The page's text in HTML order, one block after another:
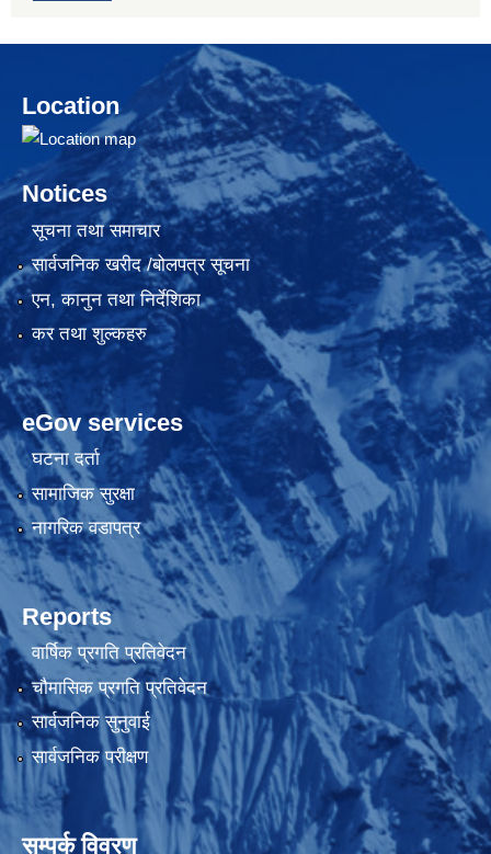
Location
Notices
सूचना तथा समाचार
सार्वजनिक खरीद /बोलपत्र सूचना
एन, कानुन तथा निर्देशिका
कर तथा शुल्कहरु
eGov services
घटना दर्ता
सामाजिक सुरक्षा
नागरिक वडापत्र
Reports
वार्षिक प्रगति प्रतिवेदन
चौमासिक प्रगति प्रतिवेदन
सार्वजनिक सुनुवाई
सार्वजनिक परीक्षण
सम्पर्क विवरण